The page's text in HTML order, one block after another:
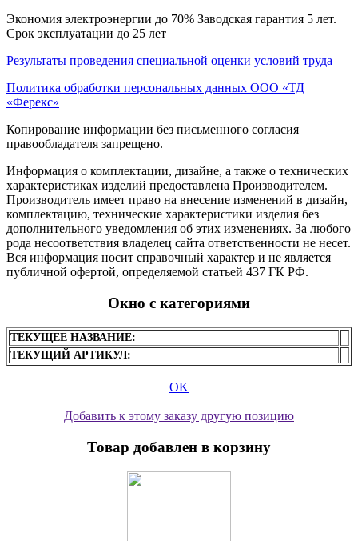
Экономия электроэнергии до 70% Заводская гарантия 5 лет.
Срок эксплуатации до 25 лет
Результаты проведения специальной оценки условий труда
Политика обработки персональных данных ООО «ТД
«Ферекс»
Копирование информации без письменного согласия
правообладателя запрещено.
Информация о комплектации, дизайне, а также о технических
характеристиках изделий предоставлена Производителем.
Производитель имеет право на внесение изменений в дизайн,
комплектацию, технические характеристики изделия без
дополнительного уведомления об этих изменениях. За любого
рода несоответствия владелец сайта ответственности не несет.
Вся информация носит справочный характер и не является
публичной офертой, определяемой статьей 437 ГК РФ.
Окно с категориями
ТЕКУЩЕЕ НАЗВАНИЕ:
ТЕКУЩИЙ АРТИКУЛ:
OK
Добавить к этому заказу другую позицию
Товар добавлен в корзину